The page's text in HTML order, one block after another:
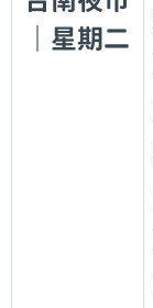
｜星期二